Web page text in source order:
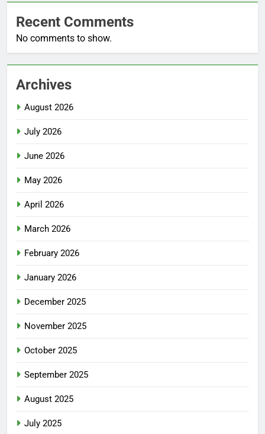
Recent Comments
No comments to show.
Archives
August 2026
July 2026
June 2026
May 2026
April 2026
March 2026
February 2026
January 2026
December 2025
November 2025
October 2025
September 2025
August 2025
July 2025